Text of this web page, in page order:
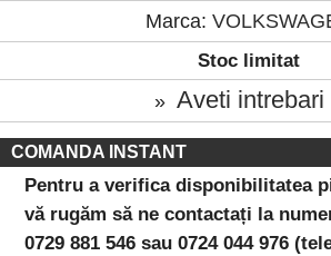
Marca:
Stoc limitat
» Aveti intrebari
COMANDA INSTANT
Pentru a verifica disponibilitatea
vă rugăm să ne contactați la
0729 881 546 sau 0724 044 976